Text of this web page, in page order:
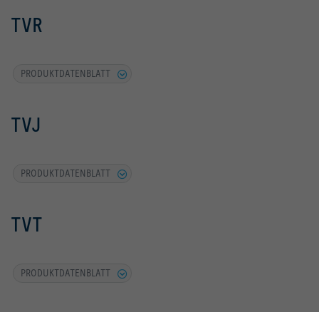
TVR
PRODUKTDATENBLATT
TVJ
PRODUKTDATENBLATT
TVT
PRODUKTDATENBLATT